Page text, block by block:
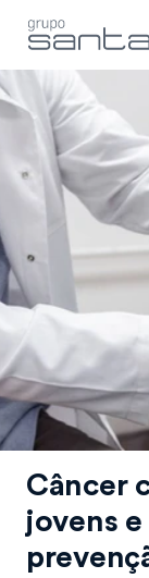
Câncer
jovens